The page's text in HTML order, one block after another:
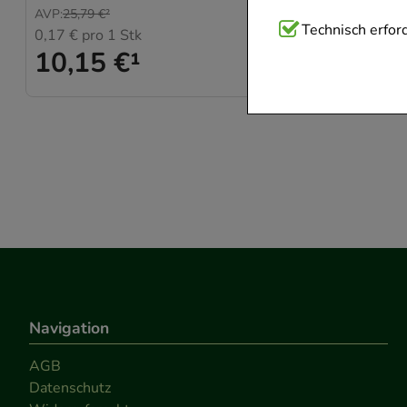
Technisch
Website
verzichtet werden
Statistik &
gestalten. Bitte
Medien
Technisch
10,15 €¹
AVP:25,79 €²
0,17 € pro 1 Stk 0,44 €
Navigation
AGB
Datenschutz